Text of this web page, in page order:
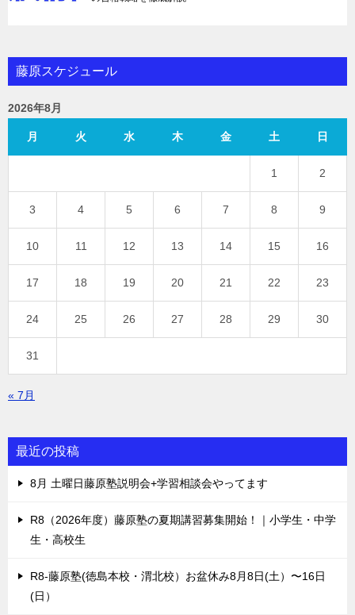
藤原スケジュール
2026年8月
月 火 水 木 金 土 日
1 2
3 4 5 6 7 8 9
10 11 12 13 14 15 16
17 18 19 20 21 22 23
24 25 26 27 28 29 30
31
« 7月
最近の投稿
8月 土曜日藤原塾説明会+学習相談会やってます
R8（2026年度）藤原塾の夏期講習募集開始！｜小学生・中学
生・高校生
R8-藤原塾(徳島本校・渭北校）お盆休み8月8日(土）〜16日
(日）